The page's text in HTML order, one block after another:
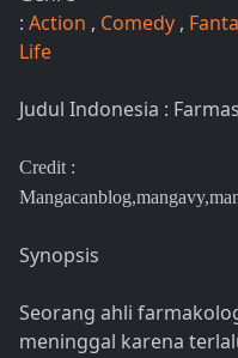
: Action , Comedy ,
Life
Judul Indonesia :
Credit :
Synopsis
Seorang ahli
meninggal karena